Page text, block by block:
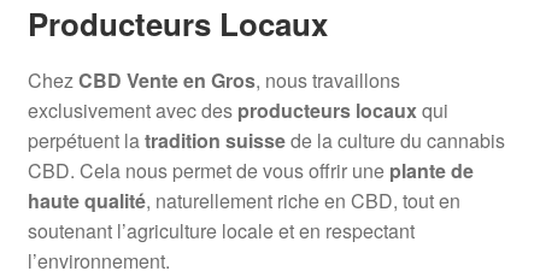
Producteurs Locaux
ChezCBD Vente en Gros, nous travaillons
exclusivement avec des producteurs locauxqui
perpétuent latradition suissede la culture du cannabis
CBD. Cela nous permet de vous offrir une plante de
haute qualité, naturellement riche en CBD, tout en
soutenant l’agriculture locale et en respectant
l’environnement.